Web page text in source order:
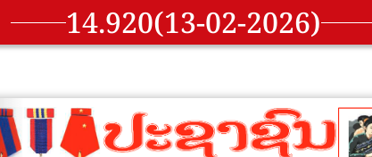
14.920(13-02-2026)